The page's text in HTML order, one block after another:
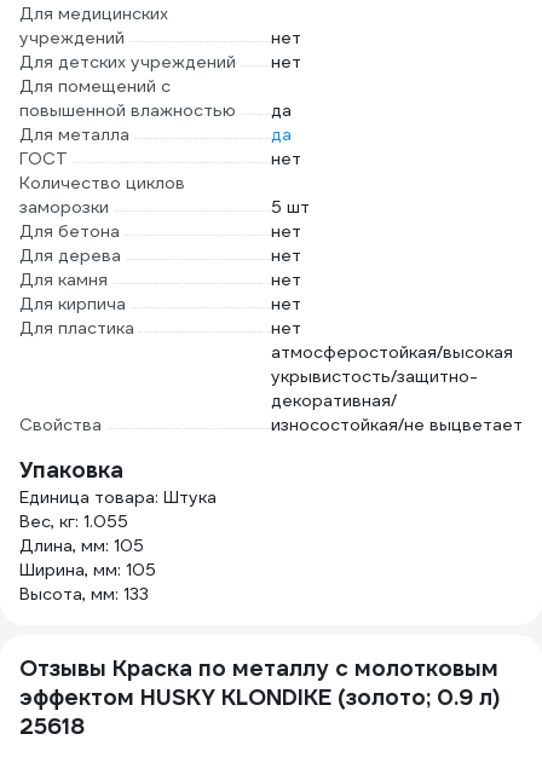
Для медицинских
учреждений
нет
Для детских учреждений
нет
Для помещений с
повышенной влажностью
да
Для металла
да
ГОСТ
нет
Количество циклов
заморозки
5 шт
Для бетона
нет
Для дерева
нет
Для камня
нет
Для кирпича
нет
Для пластика
нет
Свойства
атмосферостойкая/высокая
укрывистость/защитно-
декоративная/
износостойкая/не выцветает
Упаковка
Единица товара: Штука
Вес, кг: 1.055
Длина, мм: 105
Ширина, мм: 105
Высота, мм: 133
Отзывы Краска по металлу с молотковым
эффектом HUSKY KLONDIKE (золото; 0.9 л)
25618